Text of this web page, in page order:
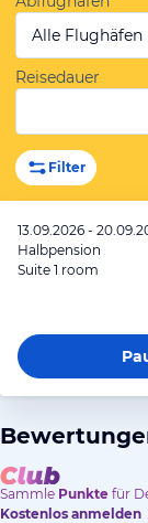
Alle Flughäfen
Reisedauer
Filter
13.09.2026 -
Halbpension
Suite 1 room
Sammle Punkte für
Kostenlos anmelden